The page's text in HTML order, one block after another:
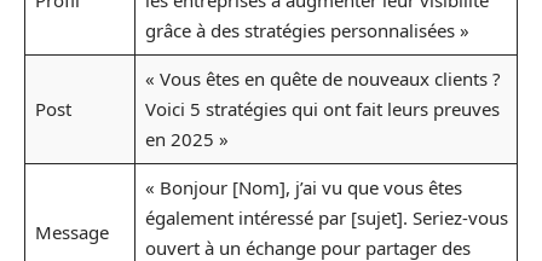
grâce à des stratégies personnalisées »
Post
« Vous êtes en quête de nouveaux clients ?
Voici 5 stratégies qui ont fait leurs preuves
en 2025 »
Message
« Bonjour [Nom], j’ai vu que vous êtes
également intéressé par [sujet]. Seriez-vous
ouvert à un échange pour partager des